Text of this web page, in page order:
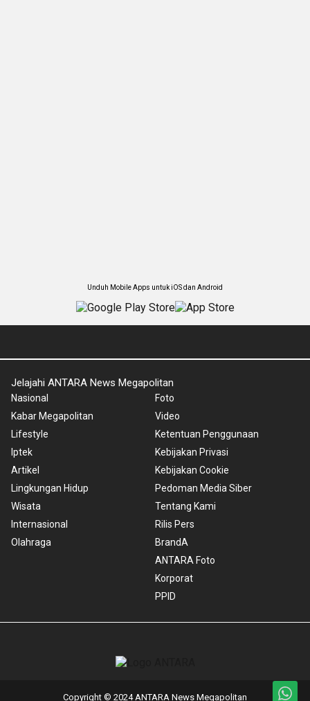
Unduh Mobile Apps untuk iOS dan Android
Jelajahi ANTARA News Megapolitan
Nasional
Kabar Megapolitan
Lifestyle
Iptek
Artikel
Lingkungan Hidup
Wisata
Internasional
Olahraga
Foto
Video
Ketentuan Penggunaan
Kebijakan Privasi
Kebijakan Cookie
Pedoman Media Siber
Tentang Kami
Rilis Pers
BrandA
ANTARA Foto
Korporat
PPID
Copyright © 2024 ANTARA News Megapolitan